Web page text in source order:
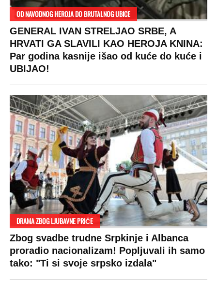
OD NAVODNOG HEROJA DO BRUTALNOG UBICE
GENERAL IVAN STRELJAO SRBE, A
HRVATI GA SLAVILI KAO HEROJA KNINA:
Par godina kasnije išao od kuće do kuće i
UBIJAO!
DRAMA ZBOG LJUBAVNE PRIČE
Zbog svadbe trudne Srpkinje i Albanca
proradio nacionalizam! Popljuvali ih samo
tako: "Ti si svoje srpsko izdala"